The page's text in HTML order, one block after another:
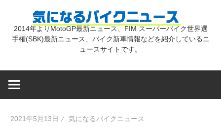
気
2014年よりMotoGP最新ニュース、FIM スーパーバイク世界選
手権(SBK)最新ニュース、バイク新車情報などを紹介しているニ
ュースサイトです。
2021年5月13日 気になるバイクニュース